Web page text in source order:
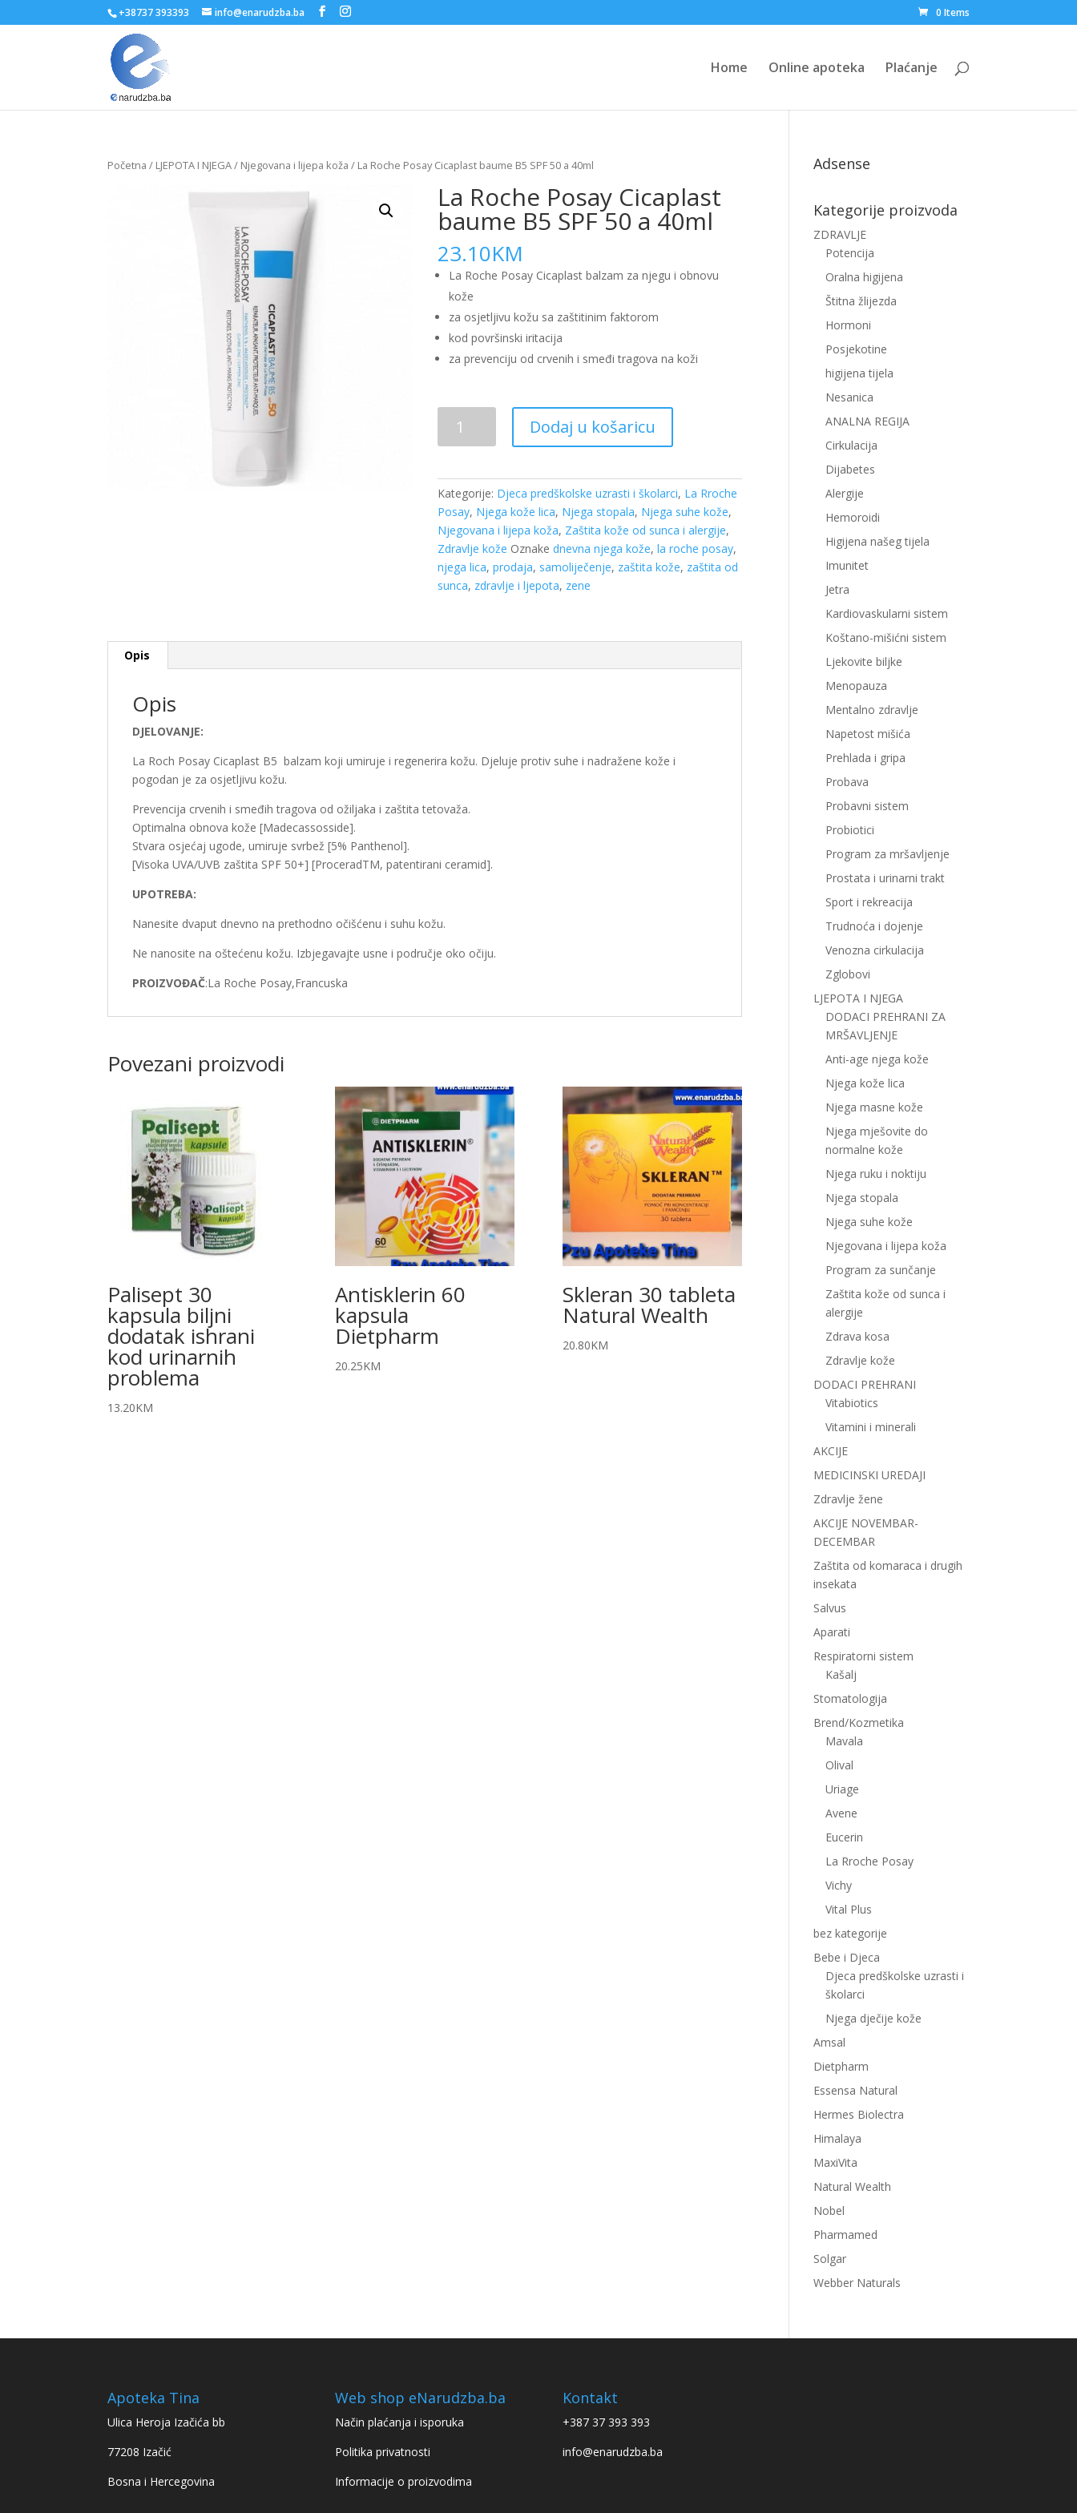
+38737 393393 info@enarudzba.ba 0 Items
Home Online apoteka Plaćanje
Početna / LJEPOTA I NJEGA/ Njegovana i lijepa koža / La Roche Posay Cicaplast baume B5 SPF 50 a 40ml
La Roche Posay Cicaplast
baume B5 SPF 50 a 40ml
23.10KM
La Roche Posay Cicaplast balzam za njegu i obnovu
kože
za osjetljivu kožu sa zaštitinim faktorom
kod površinski iritacija
za prevenciju od crvenih i smeđi tragova na koži
Roche
baume
B5
SPF
50
a
40ml
Dodaj u košaricu
Kategorije: Djeca predškolske uzrasti i školarci, La Rroche
Posay, Njega kože lica, Njega stopala, Njega suhe kože,
Njegovana i lijepa koža, Zaštita kože od sunca i alergije,
Zdravlje kože Oznakednevna njega kože,la roche posay,
njega lica,prodaja, samoliječenje, zaštita kože, zaštita od
sunca, zdravlje i ljepota, zene
Opis
Opis
DJELOVANJE:
La Roch Posay Cicaplast B5 balzam koji umiruje i regenerira kožu. Djeluje protiv suhe i nadražene kože i
pogodan je za osjetljivu kožu.
Prevencija crvenih i smeđih tragova od ožiljaka i zaštita tetovaža.
Optimalna obnova kože [Madecassosside].
Stvara osjećaj ugode, umiruje svrbež [5% Panthenol].
[Visoka UVA/UVB zaštita SPF 50+] [ProceradTM, patentirani ceramid].
UPOTREBA:
Nanesite dvaput dnevno na prethodno očišćenu i suhu kožu.
Ne nanosite na oštećenu kožu. Izbjegavajte usne i područje oko očiju.
PROIZVOĐAČ:La Roche Posay,Francuska
Povezani proizvodi
Palisept 30
kapsula biljni
dodatak ishrani
kod urinarnih
problema
13.20KM
Antisklerin 60
kapsula
Dietpharm
20.25KM
Skleran 30 tableta
Natural Wealth
20.80KM
Adsense
Kategorije proizvoda
ZDRAVLJE
Potencija
Oralna higijena
Štitna žlijezda
Hormoni
Posjekotine
higijena tijela
Nesanica
ANALNA REGIJA
Cirkulacija
Dijabetes
Alergije
Hemoroidi
Higijena našeg tijela
Imunitet
Jetra
Kardiovaskularni sistem
Koštano-mišićni sistem
Ljekovite biljke
Menopauza
Mentalno zdravlje
Napetost mišića
Prehlada i gripa
Probava
Probavni sistem
Probiotici
Program za mršavljenje
Prostata i urinarni trakt
Sport i rekreacija
Trudnoća i dojenje
Venozna cirkulacija
Zglobovi
LJEPOTA I NJEGA
DODACI PREHRANI ZA
MRŠAVLJENJE
Anti-age njega kože
Njega kože lica
Njega masne kože
Njega mješovite do
normalne kože
Njega ruku i noktiju
Njega stopala
Njega suhe kože
Njegovana i lijepa koža
Program za sunčanje
Zaštita kože od sunca i
alergije
Zdrava kosa
Zdravlje kože
DODACI PREHRANI
Vitabiotics
Vitamini i minerali
AKCIJE
MEDICINSKI UREDAJI
Zdravlje žene
AKCIJE NOVEMBAR-
DECEMBAR
Zaštita od komaraca i drugih
insekata
Salvus
Aparati
Respiratorni sistem
Kašalj
Stomatologija
Brend/Kozmetika
Mavala
Olival
Uriage
Avene
Eucerin
La Rroche Posay
Vichy
Vital Plus
bez kategorije
Bebe i Djeca
Djeca predškolske uzrasti i
školarci
Njega dječije kože
Amsal
Dietpharm
Essensa Natural
Hermes Biolectra
Himalaya
MaxiVita
Natural Wealth
Nobel
Pharmamed
Solgar
Webber Naturals
Apoteka Tina
Ulica Heroja Izačića bb
77208 Izačić
Bosna i Hercegovina
Web shop eNarudzba.ba
Način plaćanja i isporuka
Politika privatnosti
Informacije o proizvodima
Kontakt
+387 37 393 393
info@enarudzba.ba